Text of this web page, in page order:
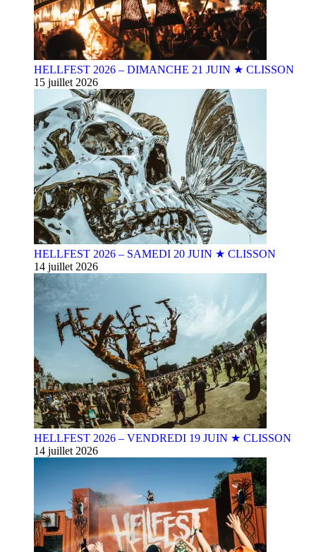
HELLFEST 2026 – DIMANCHE 21 JUIN ★ CLISSON
15 juillet 2026
HELLFEST 2026 – SAMEDI 20 JUIN ★ CLISSON
14 juillet 2026
HELLFEST 2026 – VENDREDI 19 JUIN ★ CLISSON
14 juillet 2026